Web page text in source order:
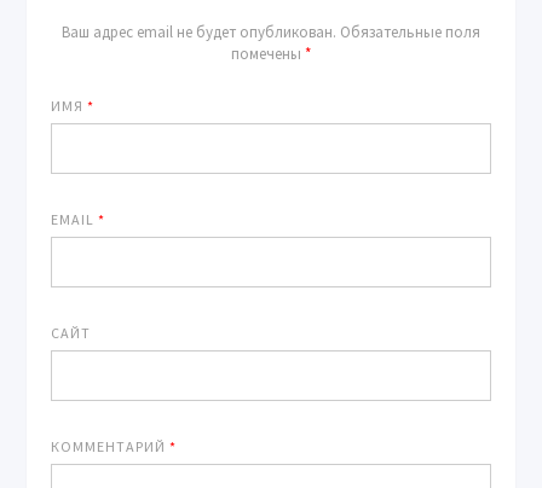
Ваш адрес email не будет опубликован. Обязательные поля
помечены *
ИМЯ*
EMAIL*
САЙТ
КОММЕНТАРИЙ*